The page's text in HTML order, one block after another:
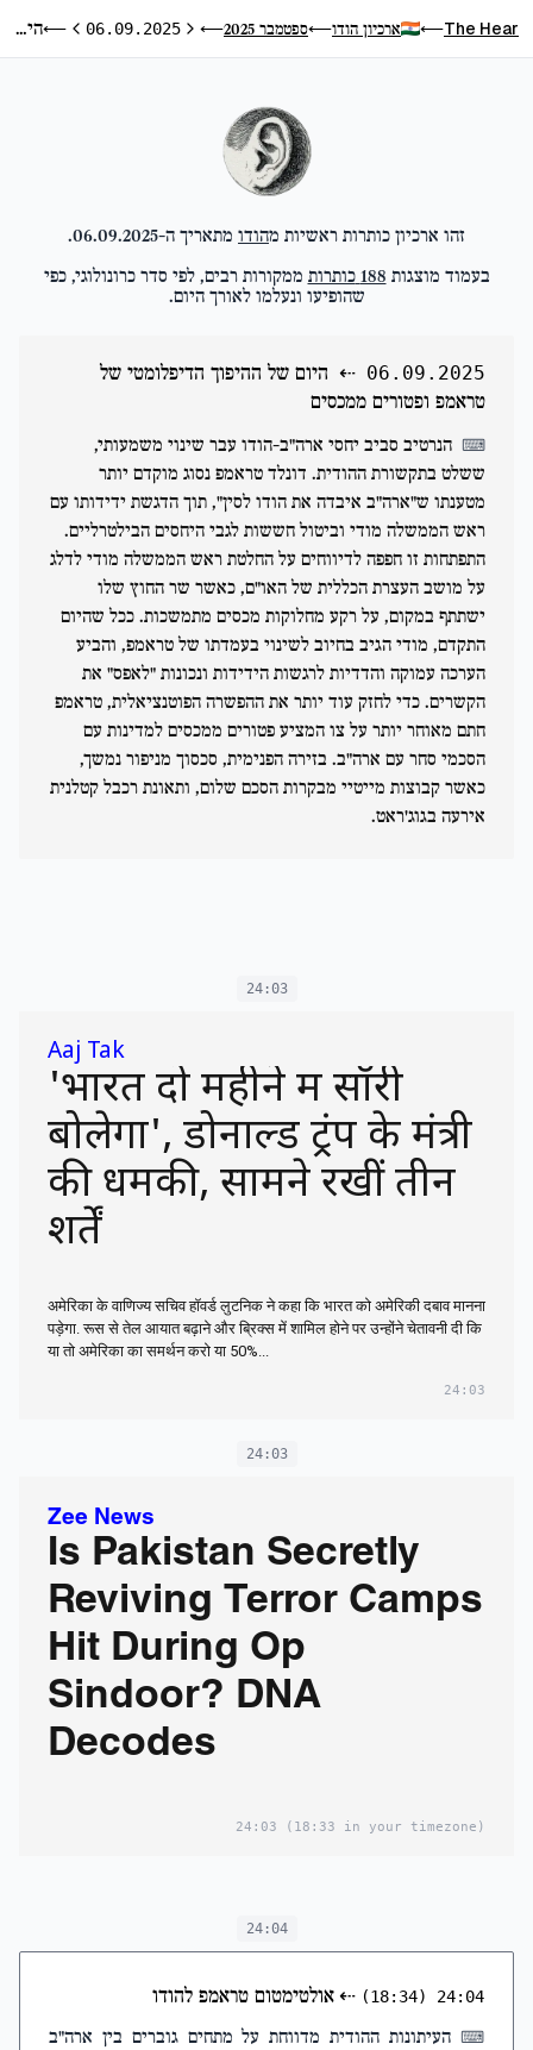
The Hear
⟵ ארכיון הודו⟵ספטמבר 2025 ⟵היום הקודם
06.09.2025 היום הבא
⟵ היום של ההיפוך הדיפלומטי של טראמפ ופטורים ממכסים
זהו ארכיון כותרות ראשיות מהודו מתאריך ה-06.09.2025
.
בעמוד מוצגות 188 כותרות ממקורות רבים, לפי סדר כרונולוגי, כפי
שהופיעו ונעלמו לאורך היום.
06.09.2025
⇠ היום של ההיפוך הדיפלומטי של
טראמפ ופטורים ממכסים
⌨ הנרטיב סביב יחסי ארה"ב-הודו עבר שינוי משמעותי,
ששלט בתקשורת ההודית. דונלד טראמפ נסוג מוקדם יותר
מטענתו ש"ארה"ב איבדה את הודו לסין", תוך הדגשת ידידותו עם
ראש הממשלה מודי וביטול חששות לגבי היחסים הבילטרליים.
התפתחות זו חפפה לדיווחים על החלטת ראש הממשלה מודי לדלג
על מושב העצרת הכללית של האו"ם, כאשר שר החוץ שלו
ישתתף במקום, על רקע מחלוקות מכסים מתמשכות. ככל שהיום
התקדם, מודי הגיב בחיוב לשינוי בעמדתו של טראמפ, והביע
הערכה עמוקה והדדיות לרגשות הידידות ונכונות "לאפס" את
הקשרים. כדי לחזק עוד יותר את ההפשרה הפוטנציאלית, טראמפ
חתם מאוחר יותר על צו המציע פטורים ממכסים למדינות עם
הסכמי סחר עם ארה"ב. בזירה הפנימית, סכסוך מניפור נמשך,
כאשר קבוצות מייטיי מבקרות הסכם שלום, ותאונת רכבל קטלנית
אירעה בגוג'ראט.
24:03
Aaj Tak
'भारत दो महीने में सॉरी
बोलेगा', डोनाल्ड ट्रंप के मंत्री
की धमकी, सामने रखीं तीन
शर्तें
अमेरिका के वाणिज्य सचिव हॉवर्ड लुटनिक ने कहा कि भारत को अमेरिकी दबाव मानना
पड़ेगा. रूस से तेल आयात बढ़ाने और ब्रिक्स में शामिल होने पर उन्होंने चेतावनी दी कि
या तो अमेरिका का समर्थन करो या 50%...
24:03
24:03
Zee News
Is Pakistan Secretly
Reviving Terror Camps
Hit During Op
Sindoor? DNA
Decodes
24:03 (18:33 in your timezone)
24:04
24:04
(18:34)
⇠אולטימטום טראמפ להודו
⌨ העיתונות ההודית מדווחת על מתחים גוברים בין ארה"ב